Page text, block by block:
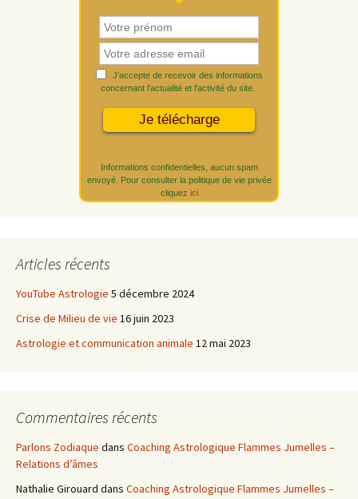
J'accepte de recevoir des informations
concernant l'actualité et l'activité du site.
Informations confidentielles, aucun spam
envoyé. Pour consulter la politique de vie privée
cliquez ici
Articles récents
YouTube Astrologie 5 décembre 2024
Crise de Milieu de vie 16 juin 2023
Astrologie et communication animale 12 mai 2023
Commentaires récents
Parlons Zodiaque dans Coaching Astrologique Flammes Jumelles –
Relations d’âmes
Nathalie Girouard dans Coaching Astrologique Flammes Jumelles –